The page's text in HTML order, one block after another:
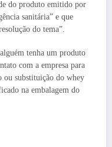
do produto emitido por
sanitária” e que
do tema”.
tenha um produto
com a empresa para
ou substituição do whey
na embalagem do